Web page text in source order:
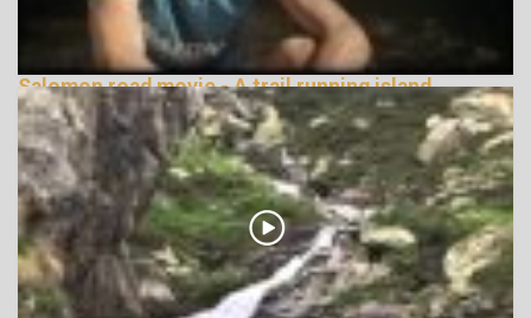
Salomon road movie - A trail running island
148662 Nézetek